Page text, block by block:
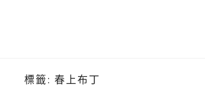
標籤: 春上布丁